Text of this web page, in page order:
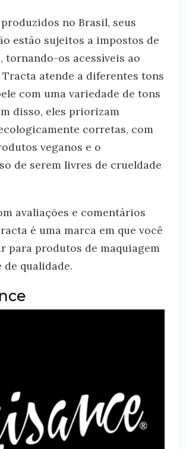
no Brasil, seus
estão sujeitos a impostos de
tornando-os acessíveis ao
atende a diferentes tons
com uma variedade de tons
disso, eles priorizam
corretas, com
veganos e o
de serem livres de crueldade
avaliações e comentários
é uma marca em que você
para produtos de maquiagem
de qualidade.